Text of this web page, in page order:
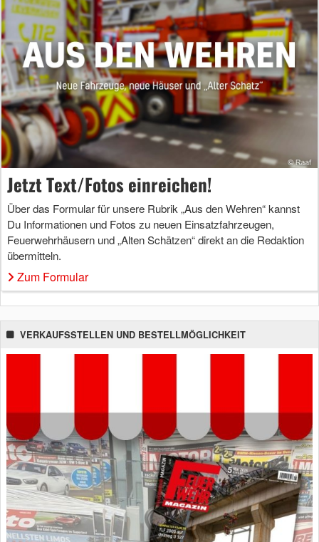
Jetzt Text/Fotos einreichen!
Über das Formular für unsere Rubrik „Aus den Wehren“ kannst
Du Informationen und Fotos zu neuen Einsatzfahrzeugen,
Feuerwehrhäusern und „Alten Schätzen“ direkt an die Redaktion
übermitteln.
Zum Formular
VERKAUFSSTELLEN UND BESTELLMÖGLICHKEIT